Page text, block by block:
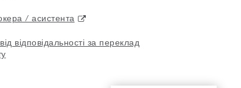
/ асистента
відповідальності за переклад